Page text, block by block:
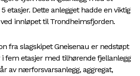
etasjer. Dette anlegget hadde en viktig
innløpet til Trondheimsfjorden.
fra slagskipet Gneisenau er nedstøpt
fem etasjer med tilhørende fjellanlegg
av nærforsvarsanlegg, aggregat,